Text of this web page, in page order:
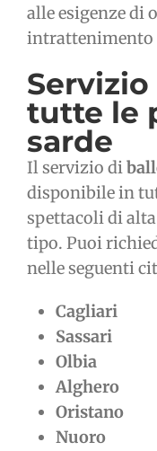
alle esigenze di
intrattenimento
tutte le
sarde
Il servizio di
disponibile in
spettacoli di
tipo. Puoi
nelle seguenti
Cagliari
Sassari
Olbia
Alghero
Oristano
Nuoro